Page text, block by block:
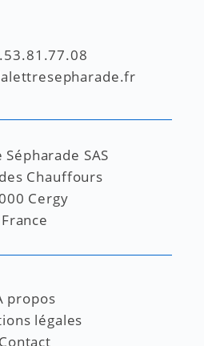
SAS
Chauffours
Cergy
France
propos
légales
Contact